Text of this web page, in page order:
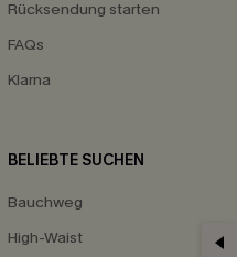
Rücksendung starten
FAQs
Klarna
BELIEBTE SUCHEN
Bauchweg
High-Waist